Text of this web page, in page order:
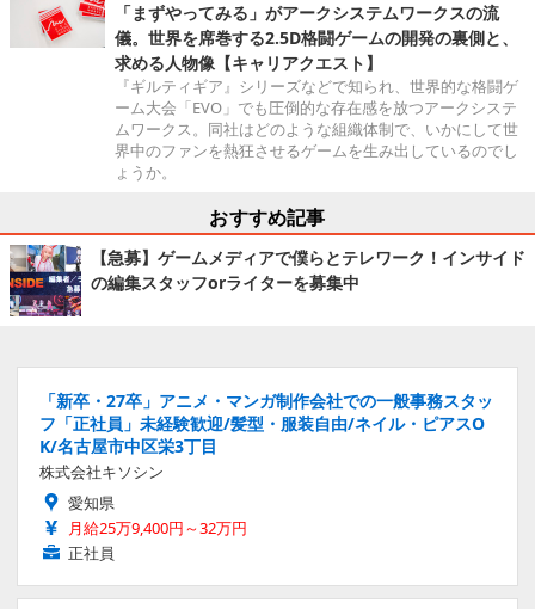
「まずやってみる」がアークシステムワークスの流
儀。世界を席巻する2.5D格闘ゲームの開発の裏側と、
求める人物像【キャリアクエスト】
『ギルティギア』シリーズなどで知られ、世界的な格闘ゲ
ーム大会「EVO」でも圧倒的な存在感を放つアークシステ
ムワークス。同社はどのような組織体制で、いかにして世
界中のファンを熱狂させるゲームを生み出しているのでし
ょうか。
おすすめ記事
【急募】ゲームメディアで僕らとテレワーク！インサイド
の編集スタッフorライターを募集中
「新卒・27卒」アニメ・マンガ制作会社での一般事務スタッ
フ「正社員」未経験歓迎/髪型・服装自由/ネイル・ピアスO
K/名古屋市中区栄3丁目
株式会社キソシン
愛知県
月給25万9,400円～32万円
正社員